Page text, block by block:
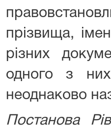
прізвища,
різних
одного з
неоднаково
Постанова